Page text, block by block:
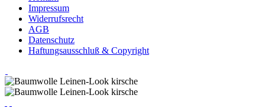
Impressum
Widerrufsrecht
AGB
Datenschutz
Haftungsausschluß & Copyright